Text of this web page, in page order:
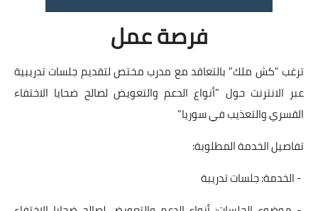
فرصة عمل
ترغب "كش ملك" بالتعاقد مع مدرب مختص لتقديم جلسات تدريبية
عبر الانترنت حول "أنواع الدعم والتعويض لصالح ضحايا الاختفاء
القسري والتعذيب في سوريا"
تفاصيل الخدمة المطلوبة:
- الخدمة: جلسات تدريبة